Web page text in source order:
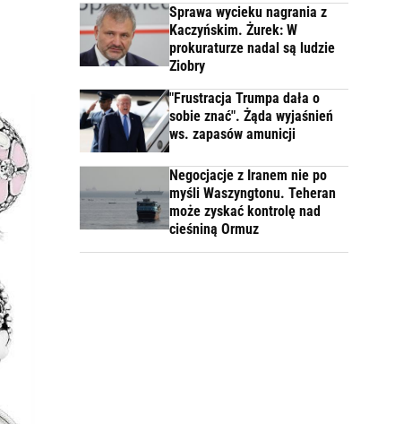
Sprawa wycieku nagrania z
Kaczyńskim. Żurek: W
prokuraturze nadal są ludzie
Ziobry
"Frustracja Trumpa dała o
sobie znać". Żąda wyjaśnień
ws. zapasów amunicji
Negocjacje z Iranem nie po
myśli Waszyngtonu. Teheran
może zyskać kontrolę nad
cieśniną Ormuz